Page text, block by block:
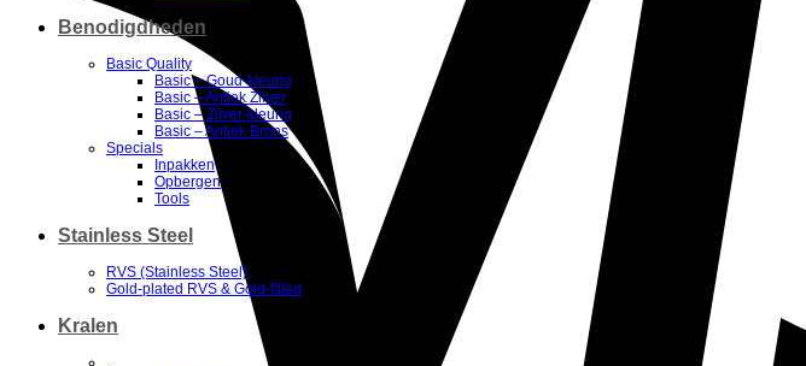
Benodigdheden
Basic Quality
Basic – Goud-kleurig
Basic – Antiek Zilver
Basic – Zilver-kleurig
Basic – Antiek Brons
Specials
Inpakken
Opbergen
Tools
Stainless Steel
RVS (Stainless Steel)
Gold-plated RVS & Gold-filled
Kralen
.